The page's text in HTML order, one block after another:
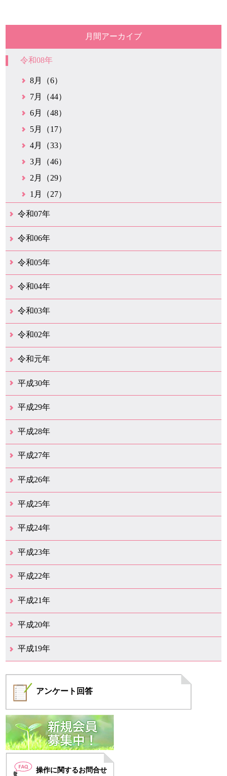
月間アーカイブ
令和08年
8月（6）
7月（44）
6月（48）
5月（17）
4月（33）
3月（46）
2月（29）
1月（27）
令和07年
12月（51）
11月（42）
10月（35）
9月（35）
8月（26）
7月（25）
6月（37）
5月（26）
4月（35）
3月（33）
2月（35）
1月（24）
令和06年
12月（45）
11月（37）
10月（31）
9月（29）
8月（35）
7月（29）
6月（33）
5月（31）
4月（46）
3月（52）
2月（21）
1月（72）
令和05年
12月（37）
11月（31）
10月（30）
9月（30）
8月（26）
7月（29）
6月（19）
5月（27）
4月（28）
3月（39）
2月（21）
1月（23）
令和04年
12月（41）
11月（21）
10月（32）
9月（33）
8月（31）
7月（25）
6月（29）
5月（16）
4月（48）
3月（42）
2月（23）
1月（31）
令和03年
12月（26）
11月（25）
10月（18）
9月（33）
8月（25）
7月（28）
6月（24）
5月（24）
4月（35）
3月（68）
2月（18）
1月（44）
令和02年
12月（39）
11月（18）
10月（25）
9月（20）
8月（31）
7月（28）
6月（41）
5月（36）
4月（49）
3月（68）
2月（38）
1月（12）
令和元年
12月（19）
11月（19）
10月（32）
9月（22）
8月（15）
7月（18）
6月（24）
5月（11）
4月（41）
3月（19）
2月（10）
1月（8）
平成30年
12月（15）
11月（11）
10月（17）
9月（14）
8月（11）
7月（41）
6月（12）
5月（13）
4月（21）
3月（35）
2月（12）
1月（11）
平成29年
12月（12）
11月（11）
10月（16）
9月（19）
8月（15）
7月（19）
6月（4）
5月（9）
4月（6）
3月（9）
2月（1）
1月（4）
平成28年
12月（6）
11月（7）
10月（10）
9月（11）
8月（5）
7月（10）
6月（9）
5月（8）
4月（20）
3月（31）
2月（11）
1月（6）
平成27年
12月（15）
11月（9）
10月（6）
9月（9）
8月（3）
7月（10）
6月（14）
5月（10）
4月（23）
3月（29）
2月（17）
1月（9）
平成26年
12月（11）
11月（11）
10月（9）
9月（11）
8月（12）
7月（9）
6月（12）
5月（5）
4月（14）
3月（12）
2月（8）
1月（9）
平成25年
12月（12）
11月（6）
10月（7）
9月（10）
8月（6）
7月（9）
6月（7）
5月（8）
4月（8）
3月（12）
2月（17）
1月（7）
平成24年
12月（8）
11月（5）
10月（7）
9月（10）
8月（5）
7月（7）
6月（9）
5月（7）
4月（7）
3月（12）
2月（2）
1月（4）
平成23年
12月（6）
11月（6）
10月（14）
9月（5）
8月（8）
7月（7）
6月（9）
5月（11）
4月（12）
3月（3）
2月（2）
平成22年
12月（1）
11月（5）
10月（7）
9月（15）
8月（12）
7月（11）
6月（12）
5月（6）
4月（4）
3月（17）
2月（7）
1月（6）
平成21年
12月（4）
11月（3）
10月（7）
9月（5）
8月（7）
7月（9）
6月（13）
5月（9）
4月（22）
3月（9）
2月（8）
平成20年
12月（6）
11月（4）
10月（6）
9月（4）
8月（1）
7月（6）
6月（1）
5月（1）
4月（1）
3月（2）
2月（4）
1月（2）
平成19年
アンケート 回答
操作に関するお問合せ